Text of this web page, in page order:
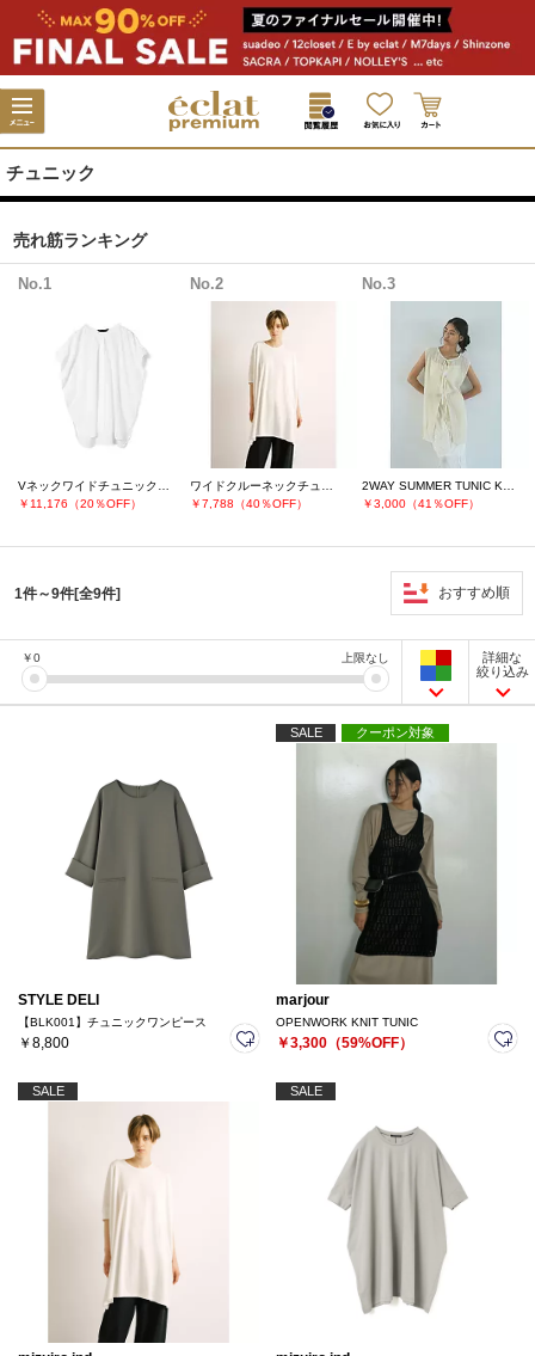
チュニック
売れ筋ランキング
No.1
￥11,176（20％OFF）
No.2
￥7,788（40％OFF）
No.3
￥3,000（41％OFF）
1件～9件[全9件] おすすめ順
￥0 上限なし
詳細な
絞り込み
STYLE DELI
【BLK001】チュニックワンピース
￥8,800
SALE クーポン対象
marjour
OPENWORK KNIT TUNIC
￥3,300（59%OFF）
SALE SALE